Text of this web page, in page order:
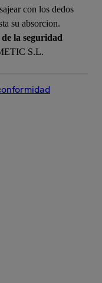
con los dedos
su absorcion.
la seguridad
S.L.